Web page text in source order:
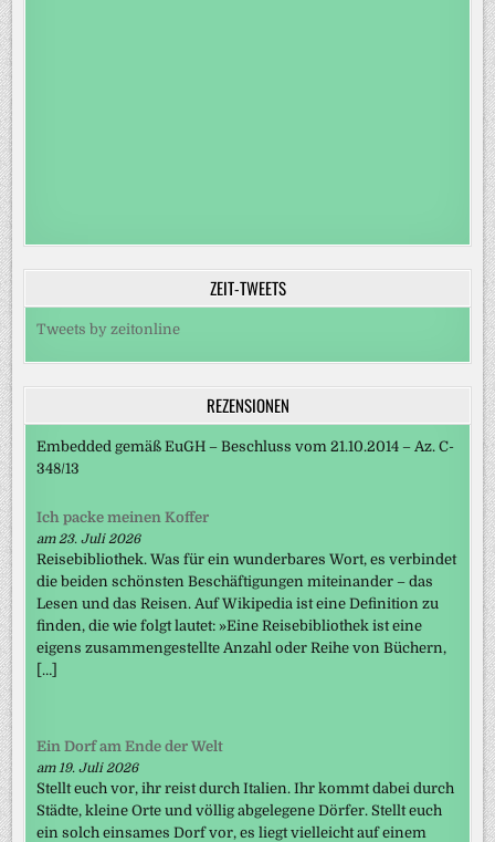
ZEIT-TWEETS
Tweets by zeitonline
REZENSIONEN
Embedded gemäß EuGH – Beschluss vom 21.10.2014 – Az. C-
348/13
Ich packe meinen Koffer
am 23. Juli 2026
Reisebibliothek. Was für ein wunderbares Wort, es verbindet
die beiden schönsten Beschäftigungen miteinander – das
Lesen und das Reisen. Auf Wikipedia ist eine Definition zu
finden, die wie folgt lautet: »Eine Reisebibliothek ist eine
eigens zusammengestellte Anzahl oder Reihe von Büchern,
[…]
Ein Dorf am Ende der Welt
am 19. Juli 2026
Stellt euch vor, ihr reist durch Italien. Ihr kommt dabei durch
Städte, kleine Orte und völlig abgelegene Dörfer. Stellt euch
ein solch einsames Dorf vor, es liegt vielleicht auf einem